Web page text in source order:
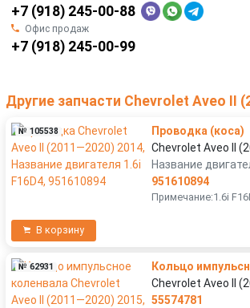
+7 (918) 245-00-88
Офис продаж
+7 (918) 245-00-99
Другие запчасти Chevrolet Aveo II
№ 105538
Проводка (коса)
Chevrolet Aveo II
Название
951610894
Примечание:1.6i
В корзину
№ 62931
Кольцо
Chevrolet Aveo II
55574781